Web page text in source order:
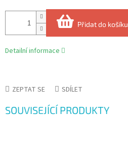
Přidat do košíku
Detailní informace
ZEPTAT SE SDÍLET
SOUVISEJÍCÍ PRODUKTY